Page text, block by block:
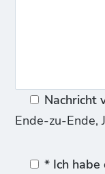
Nachricht
Ende-zu-Ende,
* Ich habe